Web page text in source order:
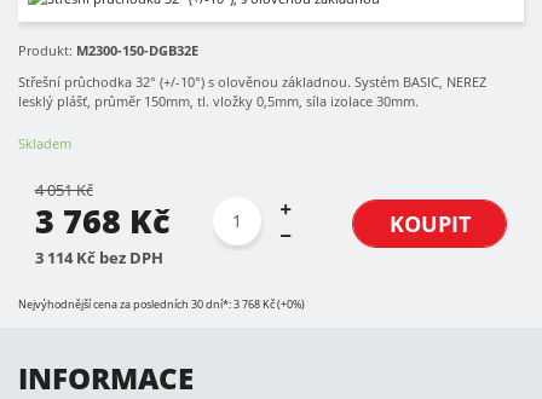
Produkt: M2300-150-DGB32E
Střešní průchodka 32° (+/-10°) s olověnou základnou. Systém BASIC, NEREZ
lesklý plášť, průměr 150mm, tl. vložky 0,5mm, síla izolace 30mm.
Skladem
4 051 Kč
3 768 Kč
3 114 Kč bez DPH
KOUPIT
Nejvýhodnější cena za posledních 30 dní*: 3 768 Kč (+0%)
INFORMACE